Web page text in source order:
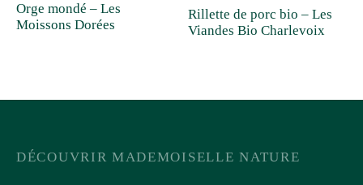
Orge mondé – Les
Moissons Dorées
Rillette de porc bio – Les
Viandes Bio Charlevoix
DÉCOUVRIR MADEMOISELLE NATURE